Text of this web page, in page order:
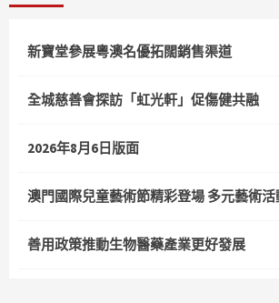
新寶堂參展粵澳名優拓闊銷售渠道
全城慈善會探訪「虹光軒」促傷健共融
2026年8月6日版面
澳門國際兒童藝術節精彩登場 多元藝術
善用政策推動生物醫藥產業更好發展